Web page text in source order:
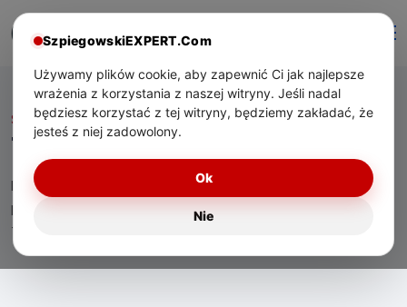
Start/ Tag:dowody cyfrowe
Tag:dowody cyfrowe
Eksperckie materiały o technologiach bezpieczeństwa,
praktycznym zastosowaniu urządzeń oraz wsparciu
technicznym dla użytkowników w Polsce.
SzpiegowskiEXPERT.Com
Używamy plików cookie, aby zapewnić Ci jak najlepsze
wrażenia z korzystania z naszej witryny. Jeśli nadal
będziesz korzystać z tej witryny, będziemy zakładać, że
jesteś z niej zadowolony.
Nie
Ok